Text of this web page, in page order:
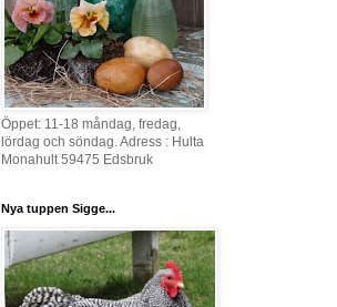
Öppet: 11-18 måndag, fredag,
lördag och söndag. Adress : Hulta
Monahult 59475 Edsbruk
Nya tuppen Sigge...